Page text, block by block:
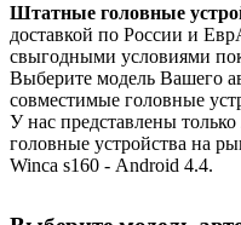
Штатные головные
доставкой по России и
свыгодными условиями
Выберите модель Вашего
совместимые головные
У нас представлены
головные устройства на
Winca s160 - Аndroid 4.4.